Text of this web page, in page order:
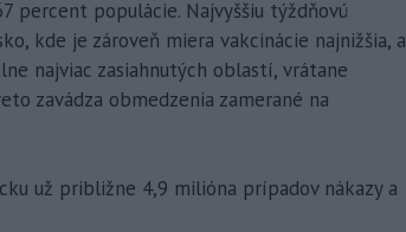
percent populácie. Najvyššiu týždňovú
kde je zároveň miera vakcinácie najnižšia, a
najviac zasiahnutých oblastí, vrátane
zavádza obmedzenia zamerané na
už približne 4,9 milióna prípadov nákazy a